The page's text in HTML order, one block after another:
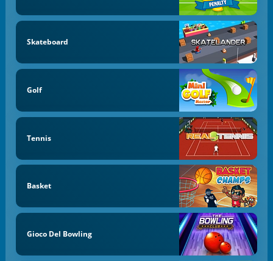
Skateboard
Golf
Tennis
Basket
Gioco Del Bowling